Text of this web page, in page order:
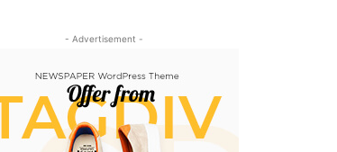
- Advertisement -